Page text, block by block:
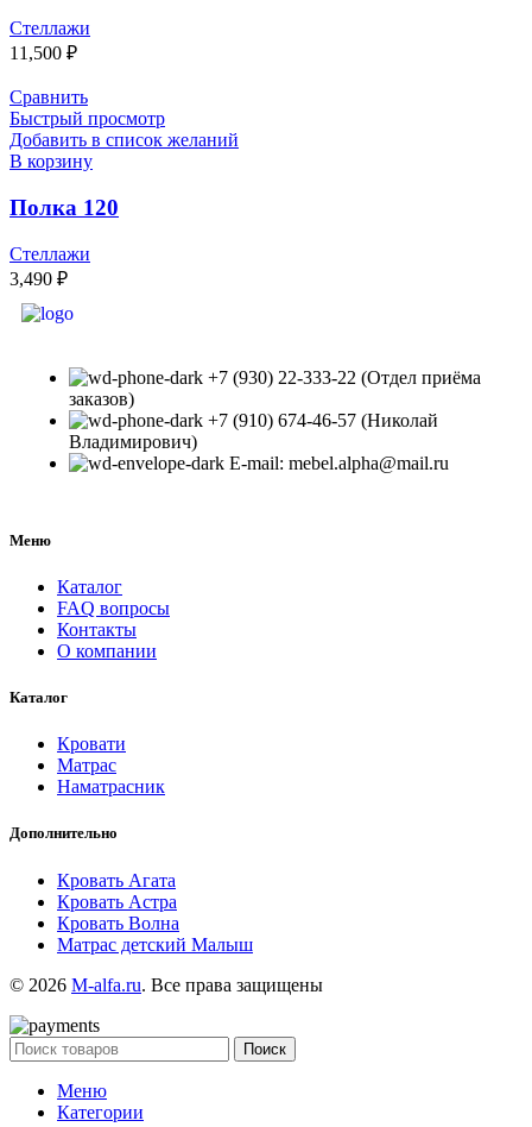
Стеллажи
11,500 ₽
Сравнить
Быстрый просмотр
Добавить в список желаний
В корзину
Полка 120
Стеллажи
3,490 ₽
+7 (930) 22-333-22 (Отдел приёма
заказов)
+7 (910) 674-46-57 (Николай
Владимирович)
E-mail: mebel.alpha@mail.ru
Меню
Каталог
FAQ вопросы
Контакты
О компании
Каталог
Кровати
Матрас
Наматрасник
Дополнительно
Кровать Агата
Кровать Астра
Кровать Волна
Матрас детский Малыш
© 2026 M-alfa.ru. Все права защищены
Поиск
Меню
Категории